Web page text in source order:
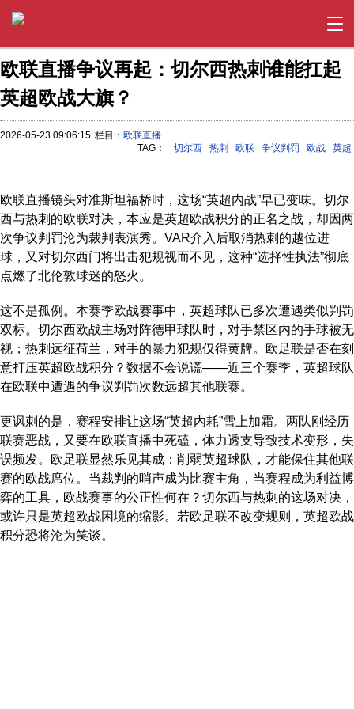
欧联直播争议再起：切尔西热刺谁能扛起
英超欧战大旗？
2026-05-23 09:06:15 栏目： 欧联直播
TAG：
切尔西 热刺 欧联 争议判罚 欧战 英超
欧联直播镜头对准斯坦福桥时，这场“英超内战”早已变味。切尔
西与热刺的欧联对决，本应是英超欧战积分的正名之战，却因两
次争议判罚沦为裁判表演秀。VAR介入后取消热刺的越位进
球，又对切尔西门将出击犯规视而不见，这种“选择性执法”彻底
点燃了北伦敦球迷的怒火。
这不是孤例。本赛季欧战赛事中，英超球队已多次遭遇类似判罚
双标。切尔西欧战主场对阵德甲球队时，对手禁区内的手球被无
视；热刺远征荷兰，对手的暴力犯规仅得黄牌。欧足联是否在刻
意打压英超欧战积分？数据不会说谎——近三个赛季，英超球队
在欧联中遭遇的争议判罚次数远超其他联赛。
更讽刺的是，赛程安排让这场“英超内耗”雪上加霜。两队刚经历
联赛恶战，又要在欧联直播中死磕，体力透支导致技术变形，失
误频发。欧足联显然乐见其成：削弱英超球队，才能保住其他联
赛的欧战席位。当裁判的哨声成为比赛主角，当赛程成为利益博
弈的工具，欧战赛事的公正性何在？切尔西与热刺的这场对决，
或许只是英超欧战困境的缩影。若欧足联不改变规则，英超欧战
积分恐将沦为笑谈。